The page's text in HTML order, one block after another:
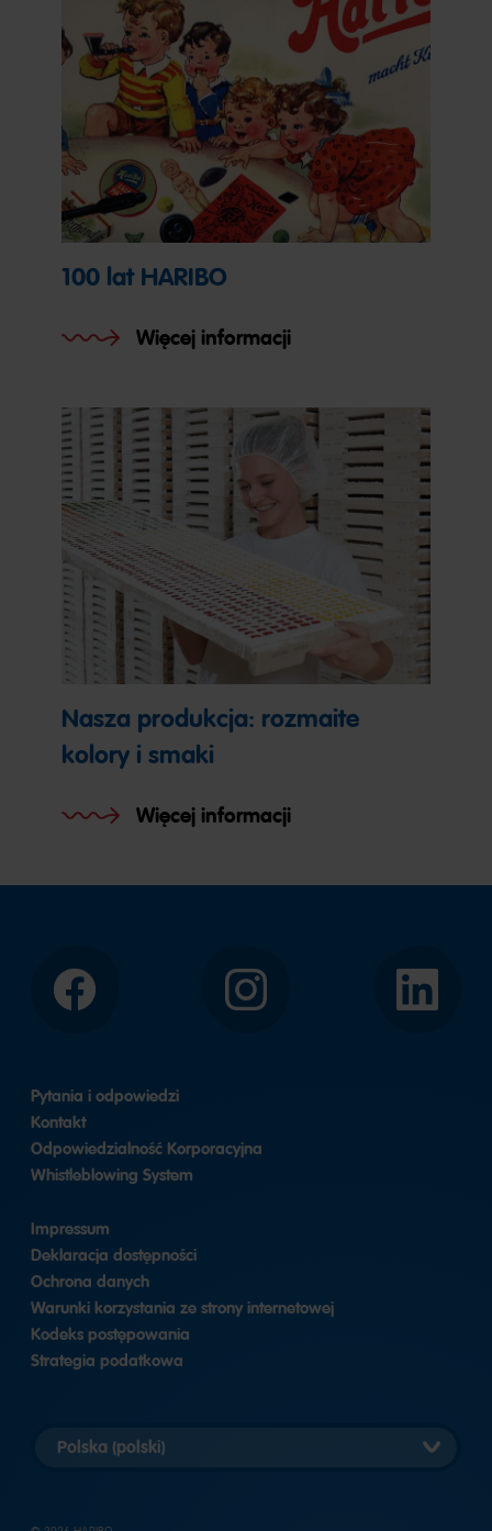
100 lat HARIBO
Więcej informacji
Nasza produkcja: rozmaite
kolory i smaki
Więcej informacji
Facebook Instagram LinkedIn
Pytania i odpowiedzi
Kontakt
Odpowiedzialność Korporacyjna
Whistleblowing System
Impressum
Deklaracja dostępności
Ochrona danych
Warunki korzystania ze strony internetowej
Kodeks postępowania
Strategia podatkowa
Wybierz
wersję